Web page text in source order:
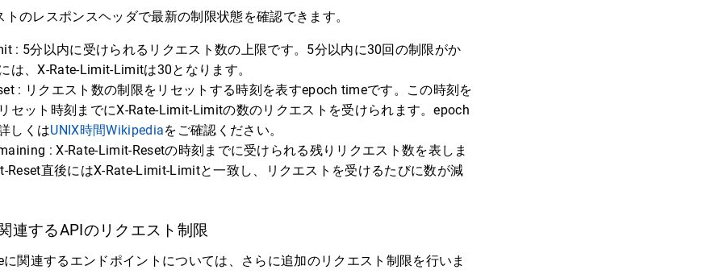
のレスポンスヘッダで最新の制限状態を確認できます。
: 5分以内に受けられるリクエスト数の上限です。5分以内に30回の制限がか
は、X-Rate-Limit-Limitは30となります。
: リクエスト数の制限をリセットする時刻を表すepoch timeです。この時刻を
セット時刻までにX-Rate-Limit-Limitの数のリクエストを受けられます。epoch
しくはUNIX時間Wikipediaをご確認ください。
: X-Rate-Limit-Resetの時刻までに受けられる残りリクエスト数を表しま
Reset直後にはX-Rate-Limit-Limitと一致し、リクエストを受けるたびに数が減
連するAPIのリクエスト制限
に関連するエンドポイントについては、さらに追加のリクエスト制限を行いま